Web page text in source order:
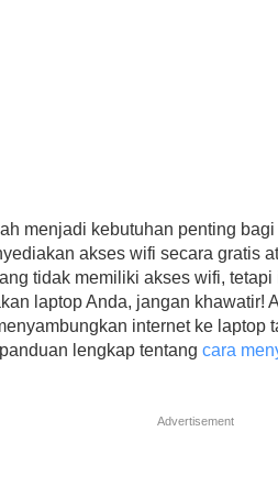
menjadi kebutuhan penting
akses wifi secara gratis
tidak memiliki akses wifi,
laptop Anda, jangan khawatir!
internet ke laptop
lengkap tentang cara
Advertisement